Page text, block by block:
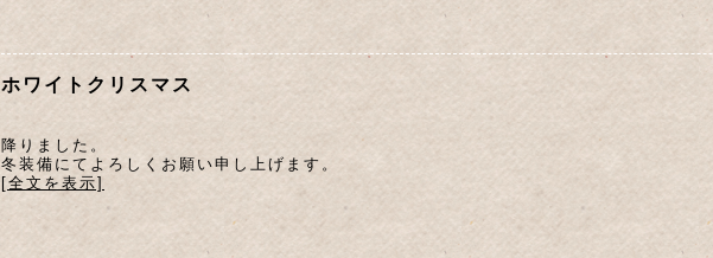
ホワイトクリスマス
降りました。
冬装備にてよろしくお願い申し上げます。
[全文を表示]